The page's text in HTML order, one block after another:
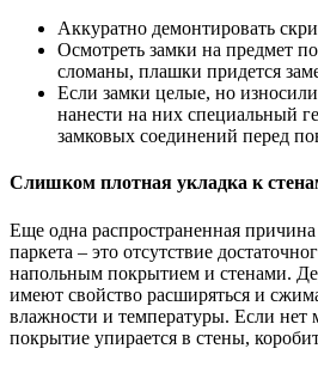
Аккуратно демонтировать
Осмотреть замки на предмет
сломаны, плашки придется
Если замки целые, но
нанести на них специальный
замковых соединений перед
Слишком плотная укладка к
Еще одна распространенная
паркета – это отсутствие
напольным покрытием и стенами.
имеют свойство расширяться и
влажности и температуры. Если нет
покрытие упирается в стены,